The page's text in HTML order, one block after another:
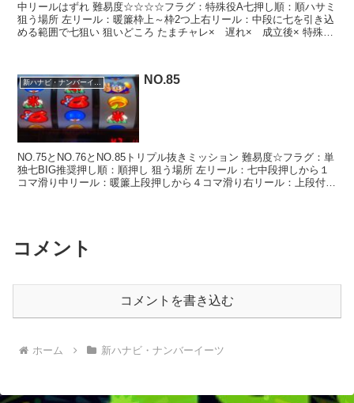
中リールはずれ 難易度☆☆☆☆フラグ：特殊役A七押し順：順ハサミ
狙う場所 左リール：暖簾枠上～枠2つ上右リール：中段に七を引き込
める範囲で七狙い 狙いどころ たまチャレ× 遅れ× 成立後× 特殊役
NO.85
NO.75とNO.76とNO.85トリプル抜きミッション 難易度☆フラグ：単
独七BIG推奨押し順：順押し 狙う場所 左リール：七中段押しから１
コマ滑り中リール：暖簾上段押しから４コマ滑り右リール：上段付近
コメント
コメントを書き込む
ホーム 新ハナビ・ナンバーイーツ